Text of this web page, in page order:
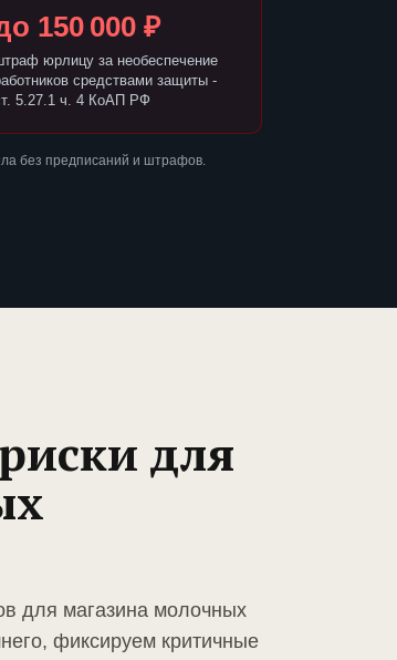
150 000 ₽
юрлицу за необеспечение
средствами защиты -
5.27.1 ч. 4 КоАП РФ
без предписаний и штрафов.
для
для магазина молочных
фиксируем критичные